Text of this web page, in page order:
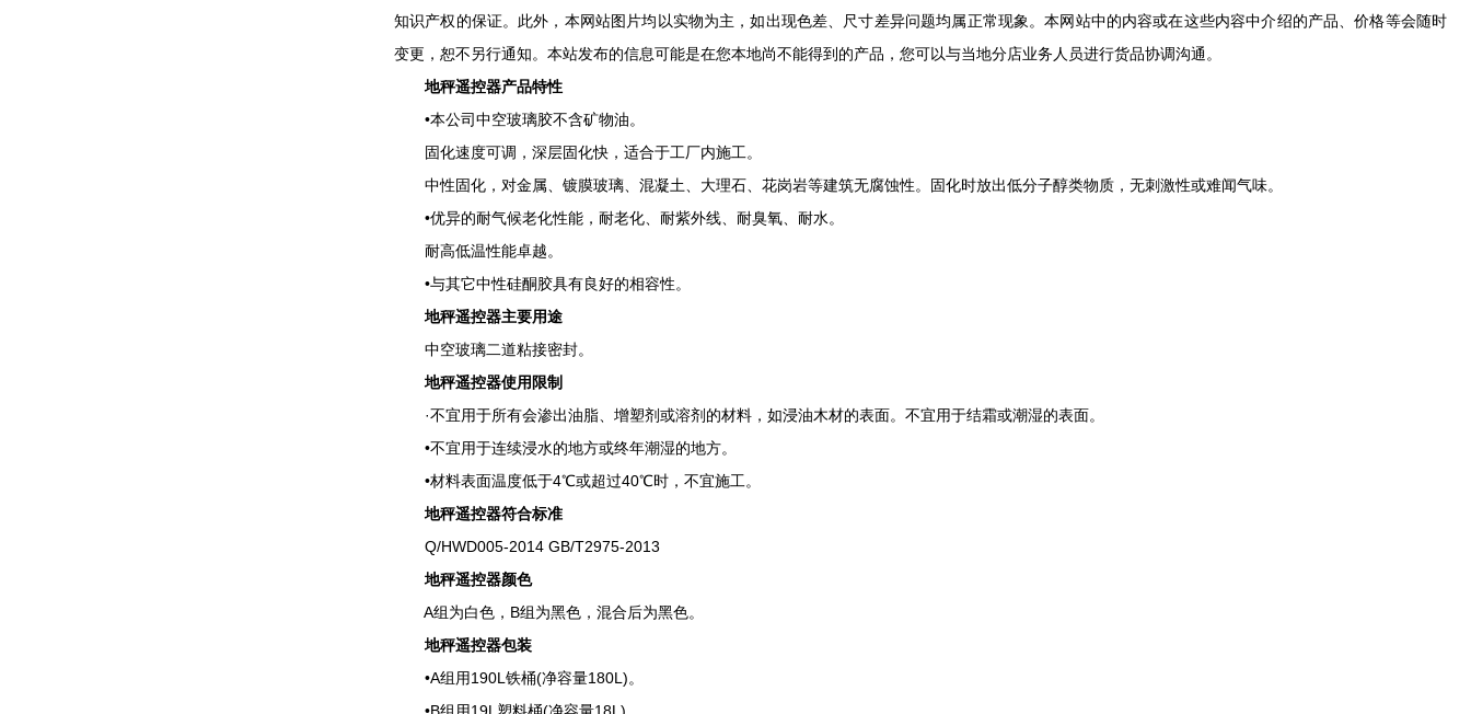
知识产权的保证。此外，本网站图片均以实物为主，如出现色差、尺寸差异问题均属正常现象。本网站中的内容或在这些内容中介绍的产品、价格等会随时
变更，恕不另行通知。本站发布的信息可能是在您本地尚不能得到的产品，您可以与当地分店业务人员进行货品协调沟通。
地秤遥控器产品特性
•本公司中空玻璃胶不含矿物油。
固化速度可调，深层固化快，适合于工厂内施工。
中性固化，对金属、镀膜玻璃、混凝土、大理石、花岗岩等建筑无腐蚀性。固化时放出低分子醇类物质，无刺激性或难闻气味。
•优异的耐气候老化性能，耐老化、耐紫外线、耐臭氧、耐水。
耐高低温性能卓越。
•与其它中性硅酮胶具有良好的相容性。
地秤遥控器主要用途
中空玻璃二道粘接密封。
地秤遥控器使用限制
·不宜用于所有会渗出油脂、增塑剂或溶剂的材料，如浸油木材的表面。不宜用于结霜或潮湿的表面。
•不宜用于连续浸水的地方或终年潮湿的地方。
•材料表面温度低于4℃或超过40℃时，不宜施工。
地秤遥控器符合标准
Q/HWD005-2014 GB/T2975-2013
地秤遥控器颜色
A组为白色，B组为黑色，混合后为黑色。
地秤遥控器包装
•A组用190L铁桶(净容量180L)。